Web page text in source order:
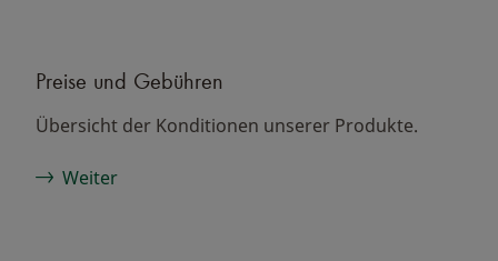
Preise und Gebühren
Übersicht der Konditionen unserer Produkte.
Weiter